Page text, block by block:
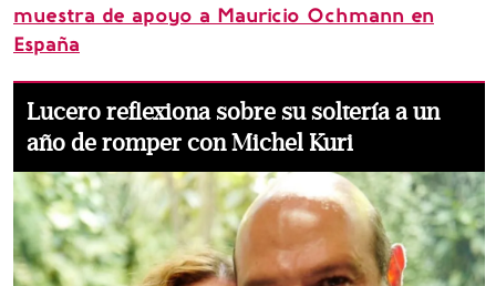
muestra de apoyo a Mauricio Ochmann en
España
Lucero reflexiona sobre su soltería a un
año de romper con Michel Kuri